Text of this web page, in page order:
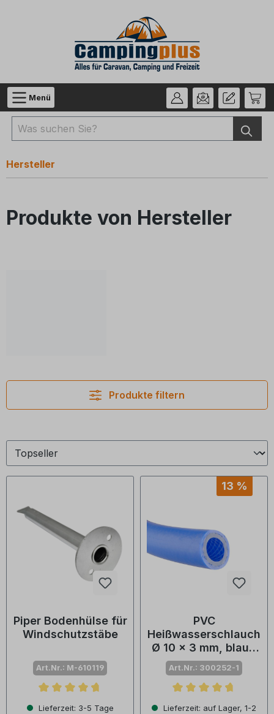
Zum Hauptinhalt springen
Menü
Hersteller
Produkte von Hersteller
Produkte filtern
Piper Bodenhülse für
Windschutzstäbe
Art.Nr.: M-610119
Durchschnittliche Bewertung von 4.6 von 5 Sternen
Lieferzeit: 3-5 Tage
13 %
PVC
Heißwasserschlauch
Ø 10 x 3 mm, blau -
Meterware
Art.Nr.: 300252-1
Durchschnittliche
Lieferzeit: auf Lager, 1-2